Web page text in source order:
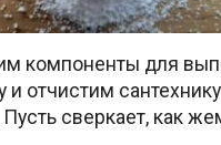
компоненты для
и отчистим
сверкает, как